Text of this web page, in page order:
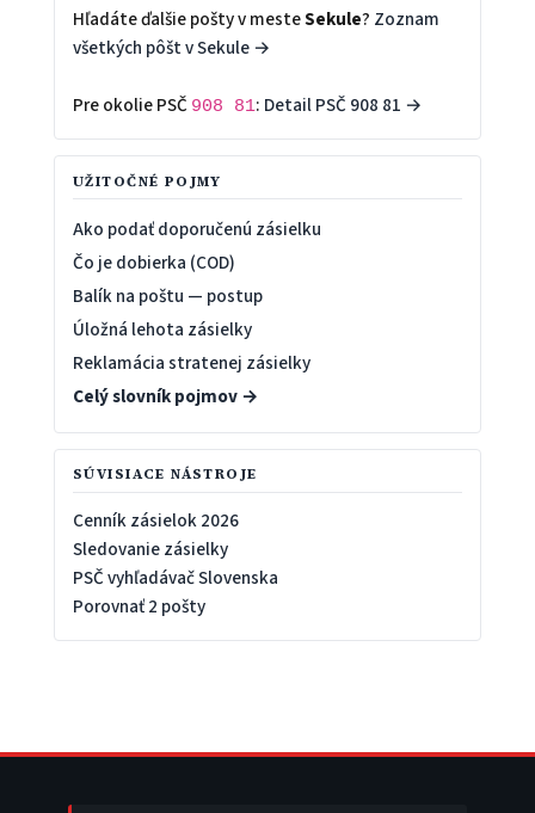
Hľadáte ďalšie pošty v mesteSekule? Zoznam
všetkých pôšt v Sekule →
Pre okolie PSČ 908 81: Detail PSČ 908 81 →
UŽITOČNÉ POJMY
Ako podať doporučenú zásielku
Čo je dobierka (COD)
Balík na poštu — postup
Úložná lehota zásielky
Reklamácia stratenej zásielky
Celý slovník pojmov →
SÚVISIACE NÁSTROJE
Cenník zásielok 2026
Sledovanie zásielky
PSČ vyhľadávač Slovenska
Porovnať 2 pošty